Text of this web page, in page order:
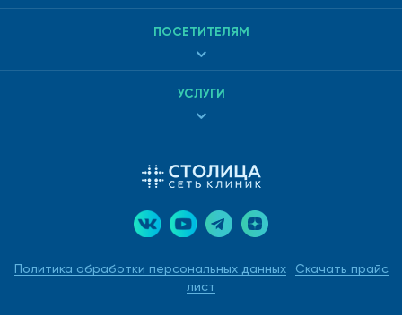
Где сделать обследование
Политика обработки персональных данных
Скачать прайс
лист
ПОСЕТИТЕЛЯМ
УСЛУГИ